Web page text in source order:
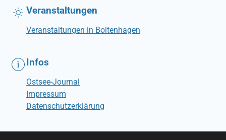
Veranstaltungen
Veranstaltungen in Boltenhagen
Infos
Ostsee-Journal
Impressum
Datenschutzerklärung